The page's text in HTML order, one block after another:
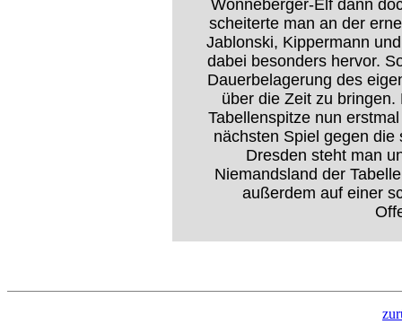
Wonneberger-Elf dann
scheiterte man an der
Jablonski, Kippermann
dabei besonders hervor.
Dauerbelagerung des
über die Zeit zu
Tabellenspitze nun
nächsten Spiel gegen
Dresden steht man
Niemandsland der
außerdem auf einer